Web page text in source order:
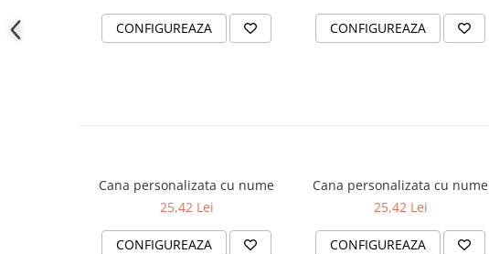
Calendare personalizate
Tablouri cu Licheni stabilizati si
Evenimente Speciale
CONFIGUREAZA CONFIGUREAZA
Cana personalizata cu nume
25,42 Lei
CONFIGUREAZA
Cana personalizata cu nume
25,42 Lei
CONFIGUREAZA